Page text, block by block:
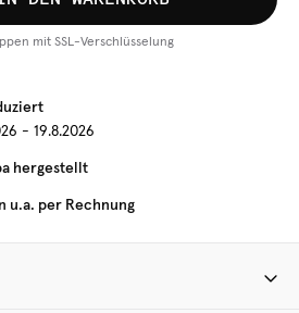
mit SSL-Verschlüsselung
- 19.8.2026
hergestellt
u.a. per Rechnung